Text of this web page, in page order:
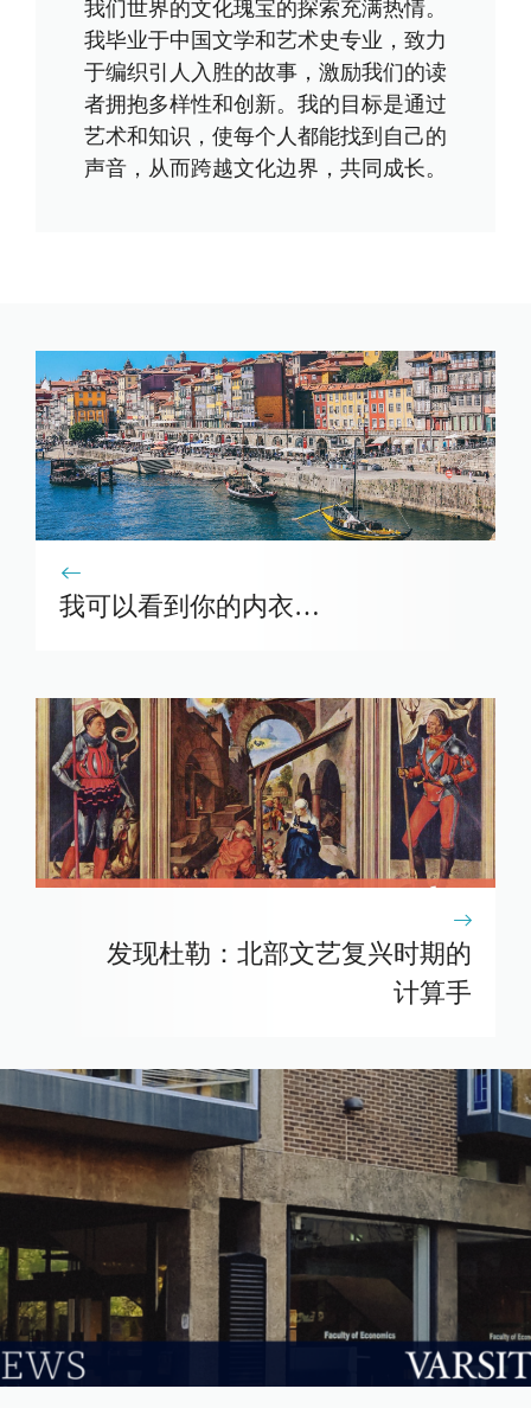
我们世界的文化瑰宝的探索充满热情。
我毕业于中国文学和艺术史专业，致力
于编织引人入胜的故事，激励我们的读
者拥抱多样性和创新。我的目标是通过
艺术和知识，使每个人都能找到自己的
声音，从而跨越文化边界，共同成长。
我可以看到你的内衣…
发现杜勒：北部文艺复兴时期的
计算手